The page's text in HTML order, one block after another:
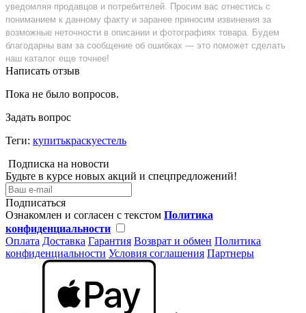
уведомляя продавцов и потребителей. Просим вас отнестись с
пониманием к данному факту и заранее приносим извинения за
возможные неточности в описании и фотографиях товара. Будем
благодарны вам за сообщение об ошибках — это поможет сделать
наш каталог еще точнее!
Написать отзыв
Пока не было вопросов.
Задать вопрос
Теги: купитькраскуестель
Подписка на новости
Будьте в курсе новых акций и спецпредложений!
Подписаться
Ознакомлен и согласен с текстом Политика
конфиденциальности
Оплата Доставка Гарантия Возврат и обмен Политика
конфиденциальности Условия соглашения Партнеры